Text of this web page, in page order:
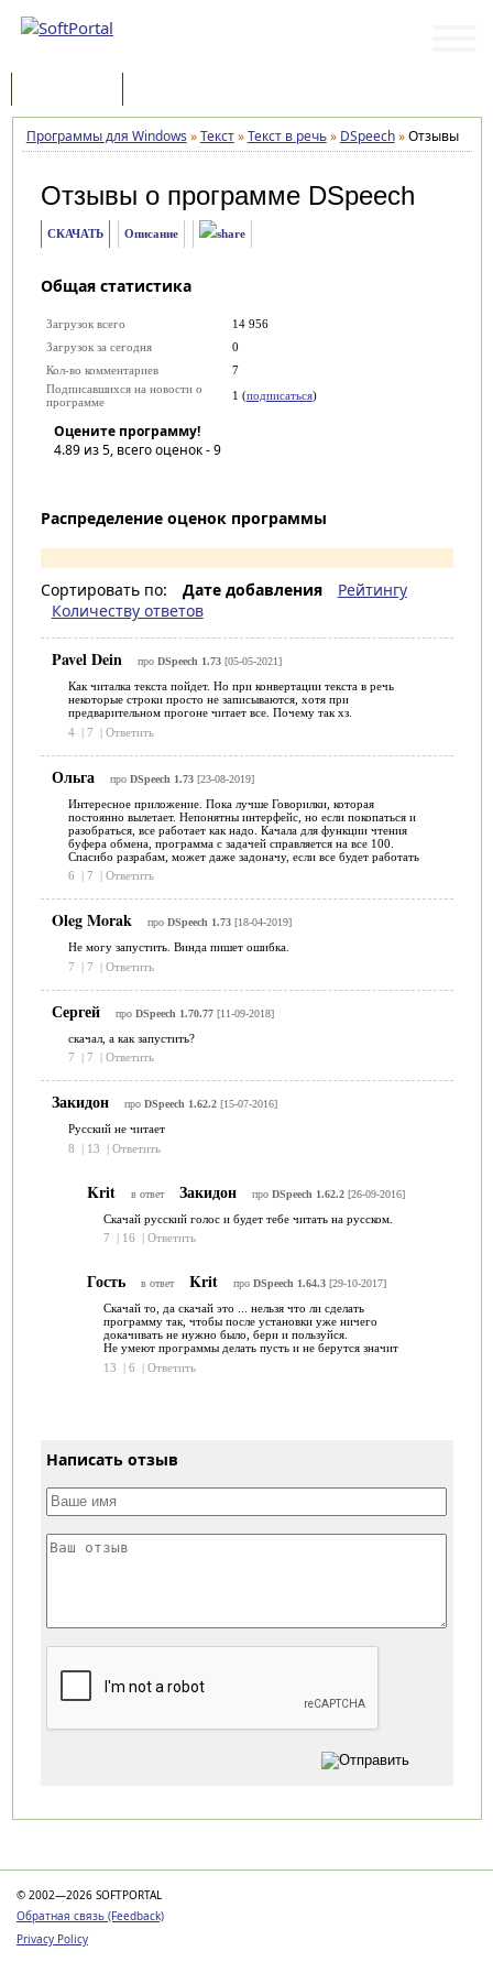
Программы для Windows »Текст»Текст в речь» DSpeech»Отзывы
Отзывы о программе DSpeech
СКАЧАТЬ Описание
Общая статистика
Загрузок всего
14 956
Загрузок за сегодня
0
Кол-во комментариев
7
Подписавшихся на новости о
программе
1 (подписаться)
Оцените программу!
4.89из 5, всего оценок -9
Распределение оценок программы
Сортировать по: Дате добавления
Рейтингу
Количеству ответов
Pavel Dein про DSpeech 1.73[05-05-2021]
Как читалка текста пойдет. Но при конвертации текста в речь
некоторые строки просто не записываются, хотя при
предварительном прогоне читает все. Почему так хз.
4 | 7 | Ответить
Ольга про DSpeech 1.73[23-08-2019]
Интересное приложение. Пока лучше Говорилки, которая
постоянно вылетает. Непонятны интерфейс, но если покопаться и
разобраться, все работает как надо. Качала для функции чтения
буфера обмена, программа с задачей справляется на все 100.
Спасибо разрабам, может даже задоначу, если все будет работать
6
| 7 | Ответить
Oleg Morak про DSpeech 1.73[18-04-2019]
Не могу запустить. Винда пишет ошибка.
7
| 7 | Ответить
Сергей про DSpeech 1.70.77[11-09-2018]
скачал, а как запустить?
7
| 7 | Ответить
Закидон про DSpeech 1.62.2[15-07-2016]
Русский не читает
8
| 13 | Ответить
Krit в ответ Закидон про DSpeech 1.62.2[26-09-2016]
Скачай русский голос и будет тебе читать на русском.
7
| 16 | Ответить
Гость в ответ Krit про DSpeech 1.64.3[29-10-2017]
Скачай то, да скачай это ... нельзя что ли сделать
программу так, чтобы после установки уже ничего
докачивать не нужно было, бери и пользуйся.
Не умеют программы делать пусть и не берутся значит
13
| 6 | Ответить
Написать отзыв
© 2002—2026 SOFTPORTAL
Обратная связь (Feedback)
Privacy Policy